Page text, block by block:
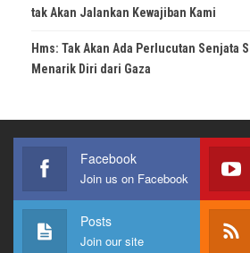
tak Akan Jalankan Kewajiban Kami
Hms: Tak Akan Ada Perlucutan Senjata
Menarik Diri dari Gaza
Facebook
Join us on Facebook
Posts
Join our site